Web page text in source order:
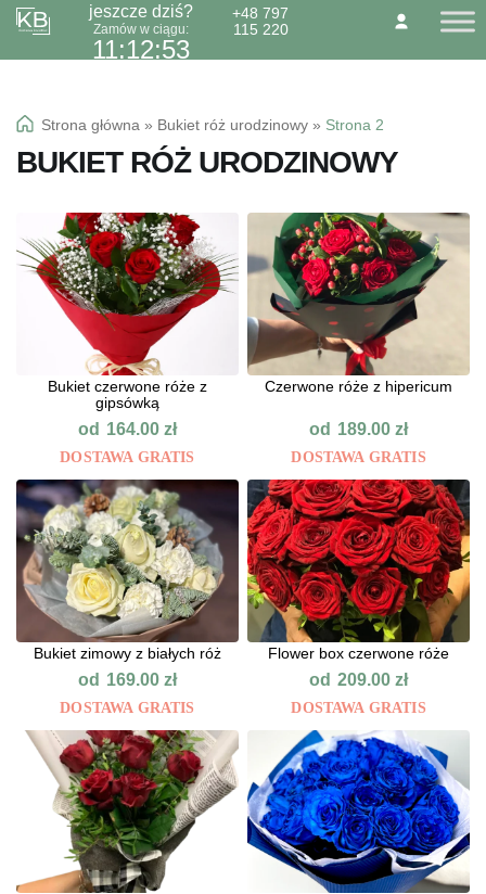
O NAS KONTAKTBLOG
Przejdź
do
Przejdź
do
jeszcze dziś?
Zamów w ciągu:
11:12:52
+48 797
115 220
Dzień Babci 21.01
Kwiaty
Kolorowa gipsówka
Wiązanki pogrzebowe
Strona główna » Bukiet róż urodzinowy » Strona 2
BUKIET RÓŻ URODZINOWY
Bukiet czerwone róże z
gipsówką
od 164.00 zł
DOSTAWA GRATIS
Сzerwone róże z hipericum
od 189.00zł
DOSTAWA GRATIS
Bukiet zimowy z białych róż
od 169.00 zł
DOSTAWA GRATIS
Flower box czerwone róże
od 209.00zł
DOSTAWA GRATIS